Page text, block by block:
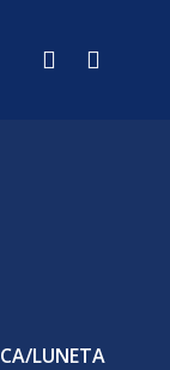
LUNETA